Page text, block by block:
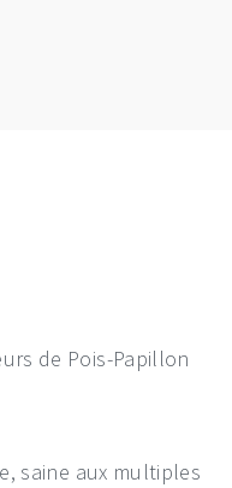
de Pois-Papillon
saine aux multiples